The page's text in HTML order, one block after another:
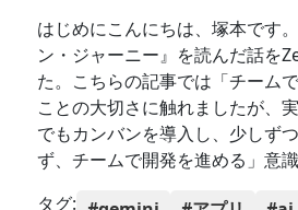
はじめにこんにちは、塚本です
ン・ジャーニー』を読んだ話を
た。こちらの記事では「チーム
ことの大切さに触れましたが、
でもカンバンを導入し、少しず
ず、チームで開発を進める」意
タグ: